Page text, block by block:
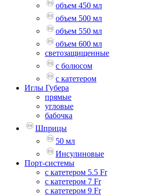
объем 450 мл
объем 500 мл
объем 550 мл
объем 600 мл
светозащищенные
с болюсом
с катетером
Иглы Губера
прямые
угловые
бабочка
Шприцы
50 мл
Инсулиновые
Порт-системы
с катетером 5.5 Fr
с катетером 7 Fr
с катетером 9 Fr